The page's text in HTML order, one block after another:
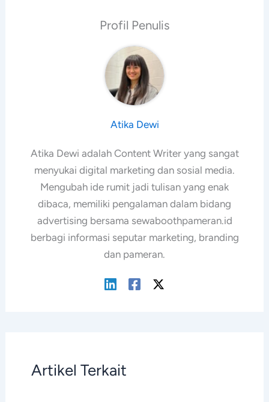
Atika Dewi
Atika Dewi adalah Content Writer yang sangat
menyukai digital marketing dan sosial media.
Mengubah ide rumit jadi tulisan yang enak
dibaca, memiliki pengalaman dalam bidang
advertising bersama sewaboothpameran.id
berbagi informasi seputar marketing, branding
dan pameran.
Artikel Terkait